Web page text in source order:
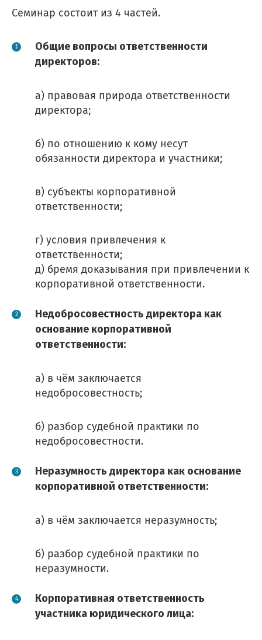
Семинар состоит из 4 частей.
Общие вопросы ответственности
директоров:
а) правовая природа ответственности
директора;
б) по отношению к кому несут
обязанности директора и участники;
в) субъекты корпоративной
ответственности;
г) условия привлечения к
ответственности;
д) бремя доказывания при привлечении к
корпоративной ответственности.
Недобросовестность директора как
основание корпоративной
ответственности:
а) в чём заключается
недобросовестность;
б) разбор судебной практики по
недобросовестности.
Неразумность директора как основание
корпоративной ответственности:
а) в чём заключается неразумность;
б) разбор судебной практики по
неразумности.
Корпоративная ответственность
участника юридического лица: